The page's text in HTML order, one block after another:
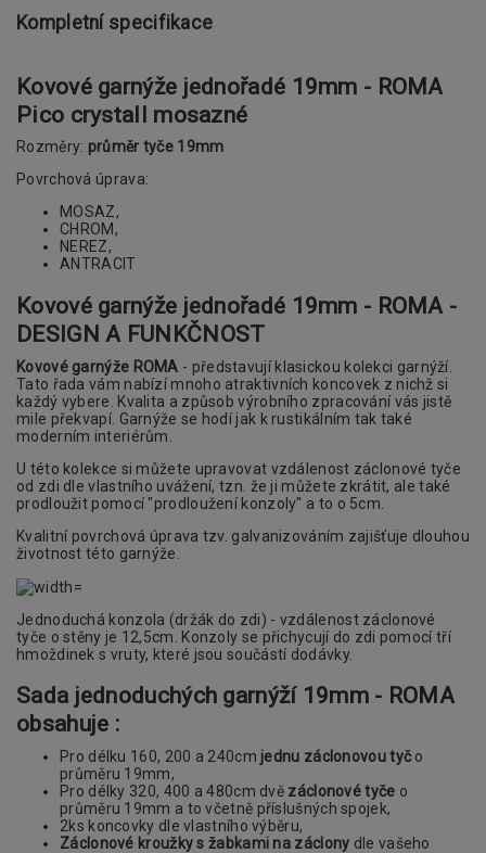
Kompletní specifikace
Kovové garnýže jednořadé 19mm - ROMA
Pico crystall mosazné
Rozměry: průměr tyče 19mm
Povrchová úprava:
MOSAZ,
CHROM,
NEREZ,
ANTRACIT
Kovové garnýže jednořadé 19mm - ROMA -
DESIGN A FUNKČNOST
Kovové garnýže ROMA - představují klasickou kolekci garnýží.
Tato řada vám nabízí mnoho atraktivních koncovek z nichž si
každý vybere. Kvalita a způsob výrobního zpracování vás jistě
mile překvapí. Garnýže se hodí jak k rustikálním tak také
moderním interiérům.
U této kolekce si můžete upravovat vzdálenost záclonové tyče
od zdi dle vlastního uvážení, tzn. že ji můžete zkrátit, ale také
prodloužit pomocí "prodloužení konzoly" a to o 5cm.
Kvalitní povrchová úprava tzv. galvanizováním zajišťuje dlouhou
životnost této garnýže.
Jednoduchá konzola (držák do zdi) - vzdálenost záclonové
tyče o stěny je 12,5cm. Konzoly se přichycují do zdi pomocí tří
hmoždinek s vruty, které jsou součástí dodávky.
Sada jednoduchých garnýží 19mm - ROMA
obsahuje :
Pro délku 160, 200 a 240cm jednu záclonovou tyčo
průměru 19mm,
Pro délky 320, 400 a 480cm dvě záclonové tyče o
průměru 19mm a to včetně příslušných spojek,
2ks koncovky dle vlastního výběru,
Záclonové kroužky s žabkami na záclony dle vašeho